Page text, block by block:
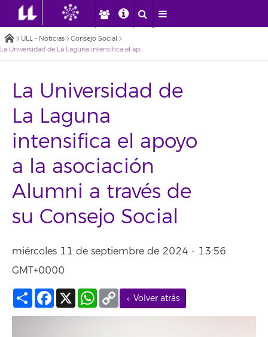
ULL - Noticias
Consejo Social
La Universidad de La Laguna intensifica el apoyo a la asociación Alumni a través de su Consejo Social
La Universidad de
La Laguna
intensifica el apoyo
a la asociación
Alumni a través de
su Consejo Social
miércoles 11 de septiembre de 2024 - 13:56
GMT+0000
← Volver atrás
Compartir
Facebook
X WhatsApp
Copy
Link